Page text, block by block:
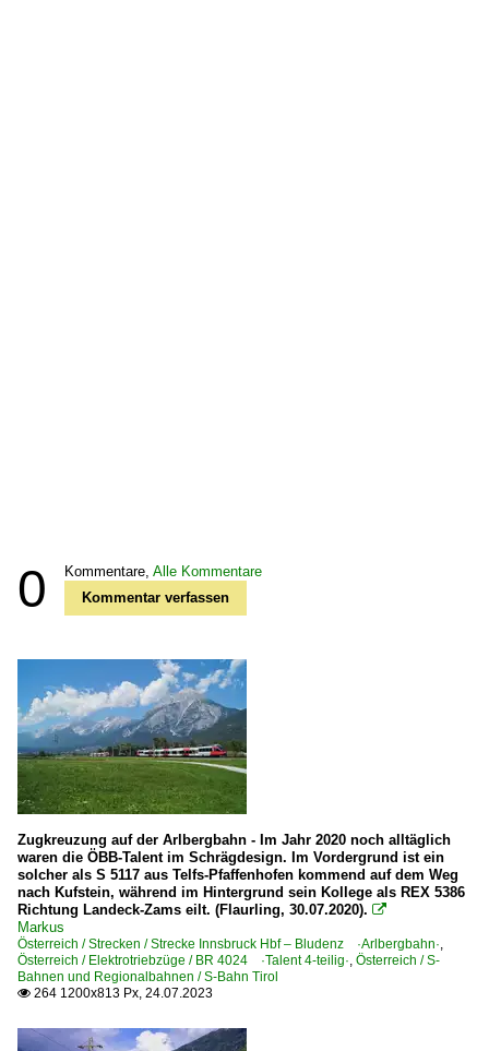
0 Kommentare, Alle Kommentare
Kommentar verfassen
Zugkreuzung auf der Arlbergbahn - Im Jahr 2020 noch alltäglich
waren die ÖBB-Talent im Schrägdesign. Im Vordergrund ist ein
solcher als S 5117 aus Telfs-Pfaffenhofen kommend auf dem Weg
nach Kufstein, während im Hintergrund sein Kollege als REX 5386
Richtung Landeck-Zams eilt. (Flaurling, 30.07.2020). 
Markus
Österreich / Strecken / Strecke Innsbruck Hbf – Bludenz ·Arlbergbahn·,
Österreich / Elektrotriebzüge / BR 4024 ·Talent 4-teilig·, Österreich / S-
Bahnen und Regionalbahnen / S-Bahn Tirol
 264 1200x813 Px, 24.07.2023